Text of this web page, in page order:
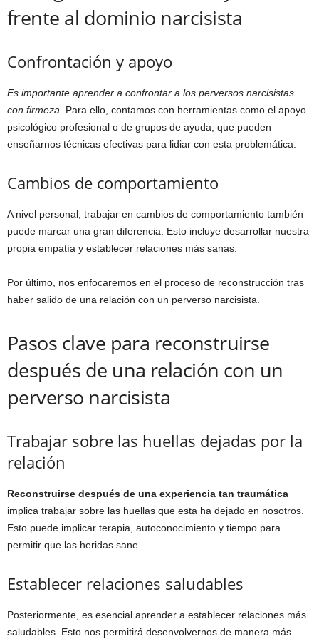
frente al dominio narcisista
Confrontación y apoyo
Es importante aprender a confrontar a los perversos narcisistas
con firmeza . Para ello, contamos con herramientas como el apoyo
psicológico profesional o de grupos de ayuda, que pueden
enseñarnos técnicas efectivas para lidiar con esta problemática.
Cambios de comportamiento
A nivel personal, trabajar en cambios de comportamiento también
puede marcar una gran diferencia. Esto incluye desarrollar nuestra
propia empatía y establecer relaciones más sanas.
Por último, nos enfocaremos en el proceso de reconstrucción tras
haber salido de una relación con un perverso narcisista.
Pasos clave para reconstruirse
después de una relación con un
perverso narcisista
Trabajar sobre las huellas dejadas por la
relación
Reconstruirse después de una experiencia tan traumática
implica trabajar sobre las huellas que esta ha dejado en nosotros.
Esto puede implicar terapia, autoconocimiento y tiempo para
permitir que las heridas sane.
Establecer relaciones saludables
Posteriormente, es esencial aprender a establecer relaciones más
saludables. Esto nos permitirá desenvolvernos de manera más